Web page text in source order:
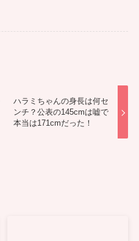
ハラミちゃんの身長は何セ
ンチ？公表の145cmは嘘で
本当は171cmだった！